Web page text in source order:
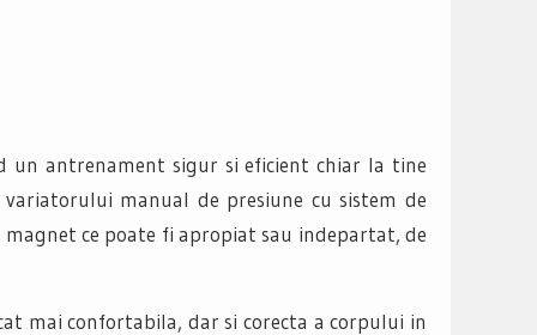
un antrenament sigur si eficient chiar la tine
manual de presiune cu sistem de
ce poate fi apropiat sau indepartat, de
mai confortabila, dar si corecta a corpului in